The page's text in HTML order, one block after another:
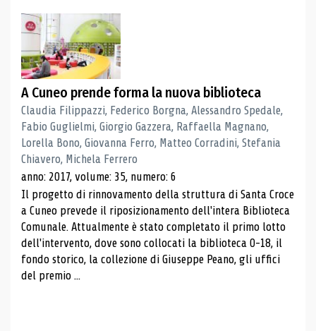
A Cuneo prende forma la nuova biblioteca
Claudia Filippazzi, Federico Borgna, Alessandro Spedale,
Fabio Guglielmi, Giorgio Gazzera, Raffaella Magnano,
Lorella Bono, Giovanna Ferro, Matteo Corradini, Stefania
Chiavero, Michela Ferrero
anno: 2017, volume: 35, numero: 6
Il progetto di rinnovamento della struttura di Santa Croce
a Cuneo prevede il riposizionamento dell'intera Biblioteca
Comunale. Attualmente è stato completato il primo lotto
dell'intervento, dove sono collocati la biblioteca 0-18, il
fondo storico, la collezione di Giuseppe Peano, gli uffici
del premio ...